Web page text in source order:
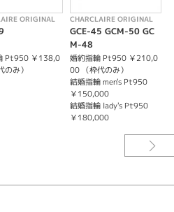
したアフターメンテナンスも特徴となっ
まれません。
ORIGINAL
Pt950 ￥138,0
み）
CHARCLAIRE ORIGINAL
GCE-45 GCM-50 GC
M-48
婚約指輪 Pt950 ￥210,0
00 （枠代のみ）
結婚指輪 men's Pt950
￥150,000
結婚指輪 lady's Pt950
￥180,000